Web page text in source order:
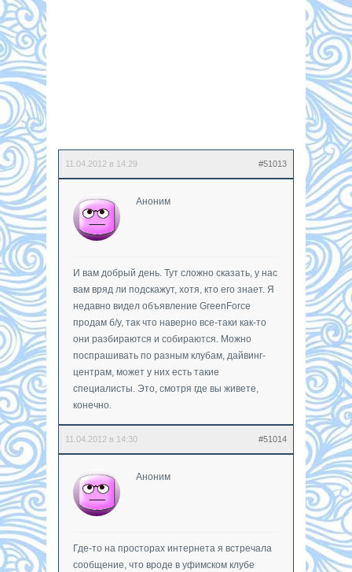
11.04.2012 в 14:29 #51013
Аноним
И вам добрый день. Тут сложно сказать, у нас
вам вряд ли подскажут, хотя, кто его знает. Я
недавно видел объявление GreenForce
продам б/у, так что наверно все-таки как-то
они разбираются и собираются. Можно
поспрашивать по разным клубам, дайвинг-
центрам, может у них есть такие
специалисты. Это, смотря где вы живете,
конечно.
11.04.2012 в 14:30 #51014
Аноним
Где-то на просторах интернета я встречала
сообщение, что вроде в уфимском клубе